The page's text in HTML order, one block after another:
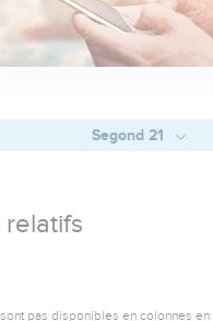
Segond 21
pas disponibles en colonnes